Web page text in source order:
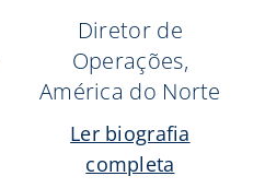
Diretor de
Operações,
América do Norte
Ler biografia
completa